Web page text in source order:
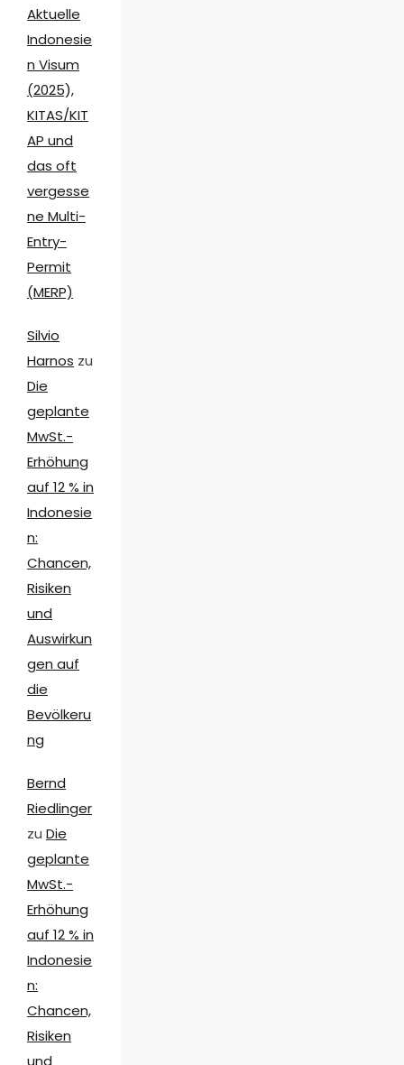
Aktuelle
Indonesie
n Visum
(2025),
KITAS/KIT
AP und
das oft
vergesse
ne Multi-
Entry-
Permit
(MERP)
Silvio
Harnos zu
Die
geplante
MwSt.-
Erhöhung
auf 12 % in
Indonesie
n:
Chancen,
Risiken
und
Auswirkun
gen auf
die
Bevölkeru
ng
Bernd
Riedlinger
zu Die
geplante
MwSt.-
Erhöhung
auf 12 % in
Indonesie
n:
Chancen,
Risiken
und